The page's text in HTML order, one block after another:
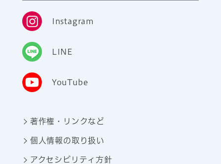
Instagram
LINE
YouTube
著作権・リンクなど
個人情報の取り扱い
アクセシビリティ方針